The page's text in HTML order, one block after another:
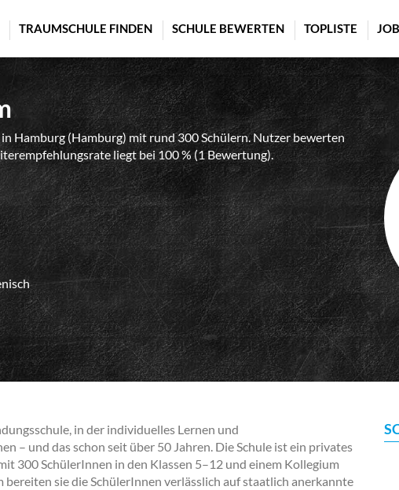
TRAUMSCHULE FINDEN SCHULE BEWERTEN TOPLISTE
Hamburg (Hamburg) mit rund 300 Schülern. Nutzer bewerten
liegt bei 100 % (1 Bewertung).
in der individuelles Lernen und
– und das schon seit über 50 Jahren. Die Schule ist ein privates
300 SchülerInnen in den Klassen 5–12 und einem Kollegium
sie die SchülerInnen verlässlich auf staatlich anerkannte